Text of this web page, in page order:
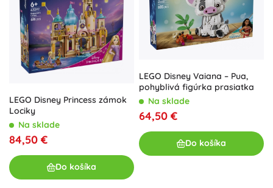
LEGO Disney Princess zámok
Lociky
Na sklade
84,50 €
Do košíka
LEGO Disney Vaiana – Pua,
pohyblivá figúrka prasiatka
Na sklade
64,50 €
Do košíka